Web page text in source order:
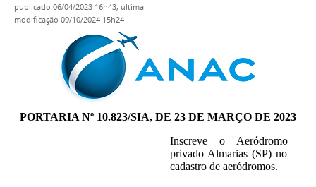
publicado 06/04/2023 16h43, última
modificação 09/10/2024 15h24
PORTARIA Nº 10.823/SIA, DE 23 DE MARÇO DE 2023
Inscreve o Aeródromo
privado Almarias (SP) no
cadastro de aeródromos.